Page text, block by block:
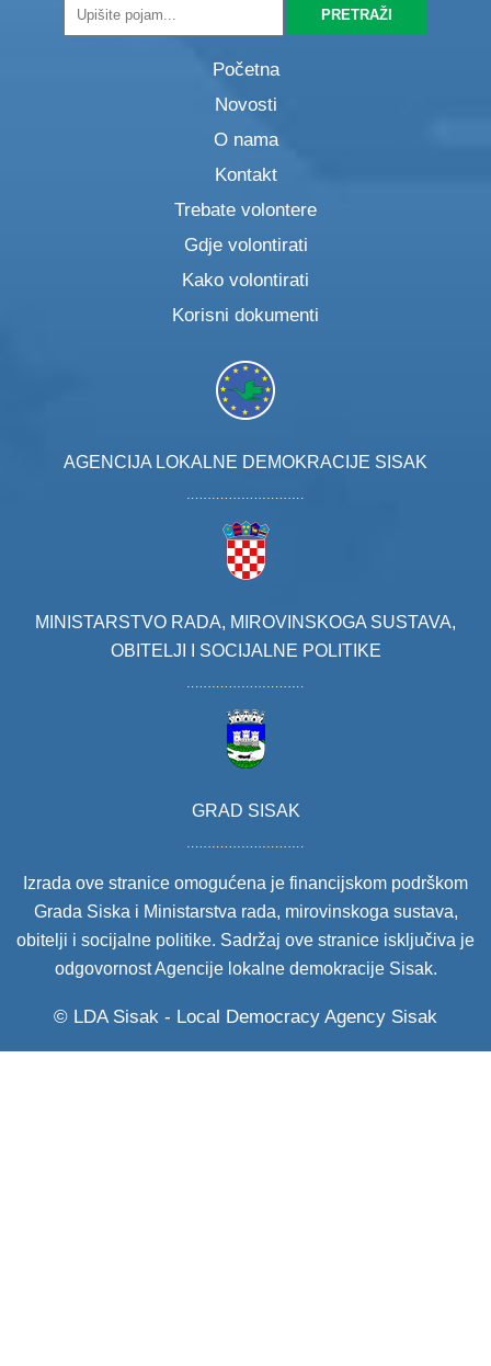
Početna
Novosti
O nama
Kontakt
Trebate volontere
Gdje volontirati
Kako volontirati
Korisni dokumenti
AGENCIJA LOKALNE DEMOKRACIJE SISAK
MINISTARSTVO RADA, MIROVINSKOGA SUSTAVA,
OBITELJI I SOCIJALNE POLITIKE
GRAD SISAK
Izrada ove stranice omogućena je financijskom podrškom
Grada Siska i Ministarstva rada, mirovinskoga sustava,
obitelji i socijalne politike. Sadržaj ove stranice isključiva je
odgovornost Agencije lokalne demokracije Sisak.
© LDA Sisak - Local Democracy Agency Sisak